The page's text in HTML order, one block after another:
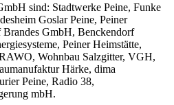
sind: Stadtwerke Peine, Funke
Goslar Peine, Peiner
GmbH, Benckendorf
Peiner Heimstätte,
Wohnbau Salzgitter, VGH,
Härke, dima
Peine, Radio 38,
mbH.